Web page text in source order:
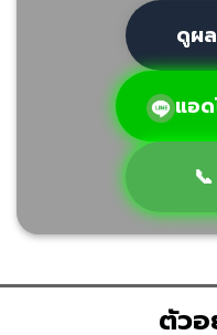
ดูผ
แอ
ตัวอ